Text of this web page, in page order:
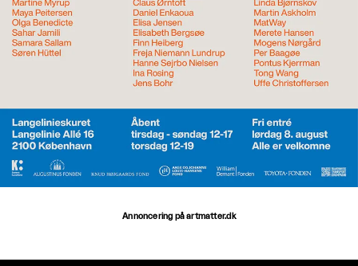
Annoncering på artmatter.dk